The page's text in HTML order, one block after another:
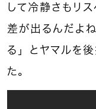
して冷静さもリ
差が出るんだよ
る」とヤマルを
た。